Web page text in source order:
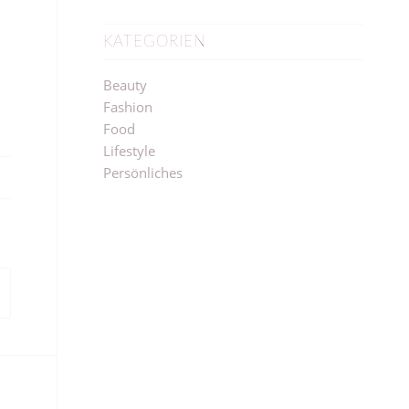
KATEGORIEN
Beauty
Fashion
Food
Lifestyle
Persönliches